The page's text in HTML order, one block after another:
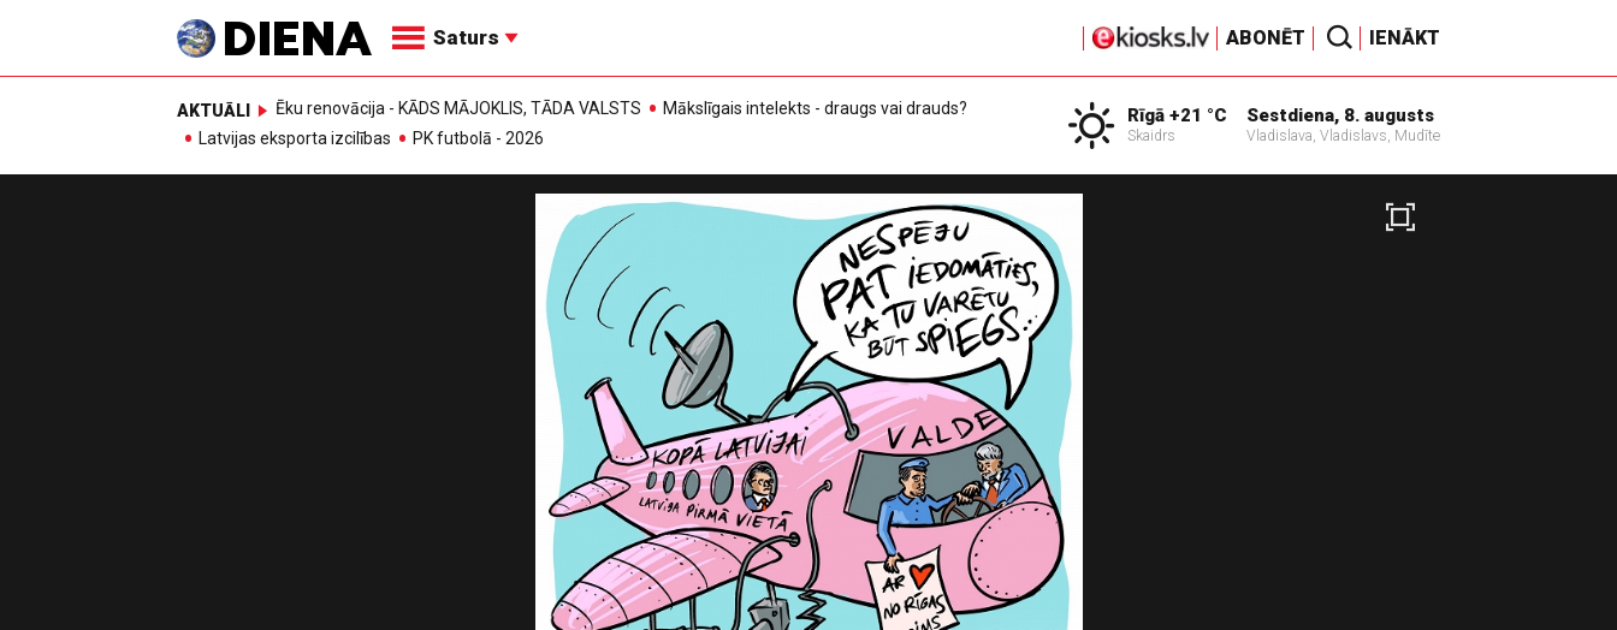
Saturs ABONĒT IENĀKT
AKTUĀLI Ēku renovācija - KĀDS MĀJOKLIS, TĀDA VALSTS
Mākslīgais intelekts - draugs vai drauds?
Latvijas eksporta izcilības
PK futbolā - 2026
Rīgā +21 °C
Skaidrs
Sestdiena, 8. augusts
Vladislava, Vladislavs, Mudīte